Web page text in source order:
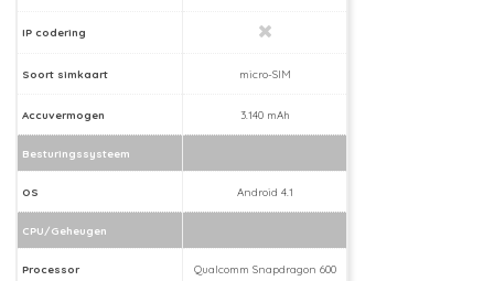
IP codering
Soort simkaart micro-SIM
Accuvermogen 3.140 mAh
Besturingssysteem
OS Android 4.1
CPU/Geheugen
Processor Qualcomm Snapdragon 600